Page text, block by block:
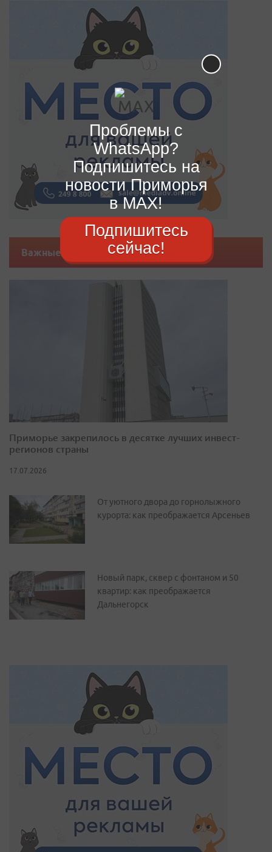
Важные новости
Приморье закрепилось в десятке лучших инвест-
регионов страны
17.07.2026
От уютного двора до горнолыжного
курорта: как преображается Арсеньев
Новый парк, сквер с фонтаном и 50
квартир: как преображается
Дальнегорск
Проблемы с
WhatsApp?
Подпишитесь на
новости Приморья
в MAX!
Подпишитесь
сейчас!